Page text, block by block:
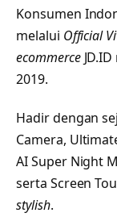
Konsumen
melalui Official
ecommerce
2019.
Hadir dengan
Camera,
AI Super Night
serta Screen
stylish.